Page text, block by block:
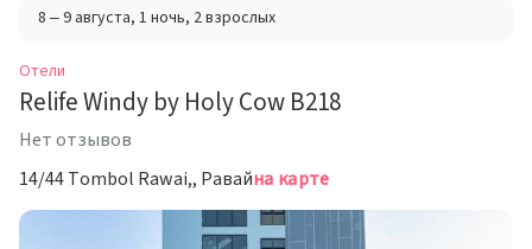
8 – 9 августа, 1 ночь, 2 взрослых
Отели
Relife Windy by Holy Cow B218
Нет отзывов
14/44 Tombol Rawai,, Равайна карте